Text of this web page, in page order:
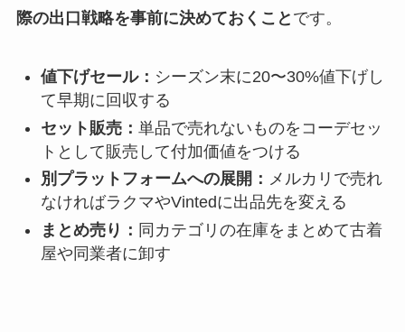
際の出口戦略を事前に決めておくこと です。
値下げセール： シーズン末に20〜30%値下げし
て早期に回収する
セット販売： 単品で売れないものをコーデセッ
トとして販売して付加価値をつける
別プラットフォームへの展開： メルカリで売れ
なければラクマやVintedに出品先を変える
まとめ売り： 同カテゴリの在庫をまとめて古着
屋や同業者に卸す